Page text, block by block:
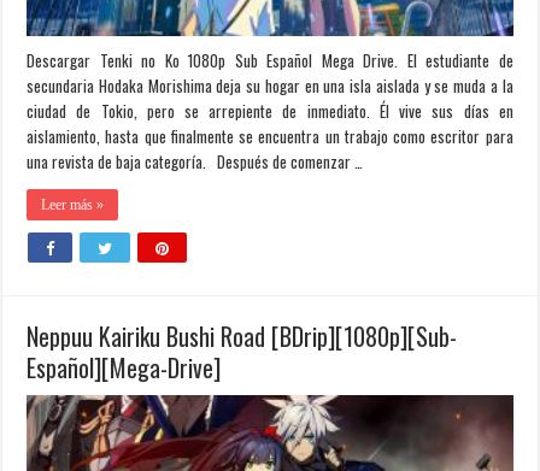
Descargar Tenki no Ko 1080p Sub Español Mega Drive. El estudiante de
secundaria Hodaka Morishima deja su hogar en una isla aislada y se muda a la
ciudad de Tokio, pero se arrepiente de inmediato. Él vive sus días en
aislamiento, hasta que finalmente se encuentra un trabajo como escritor para
una revista de baja categoría. Después de comenzar …
Leer más »
Neppuu Kairiku Bushi Road [BDrip][1080p][Sub-
Español][Mega-Drive]